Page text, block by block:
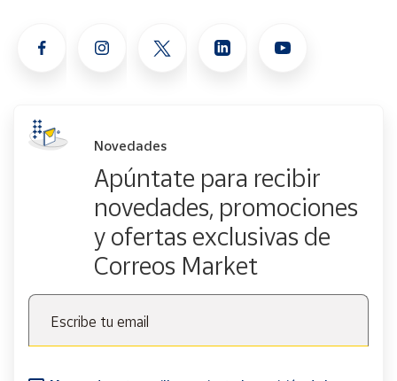
Novedades
Apúntate para recibir
novedades, promociones
y ofertas exclusivas de
Correos Market
Escribe tu email